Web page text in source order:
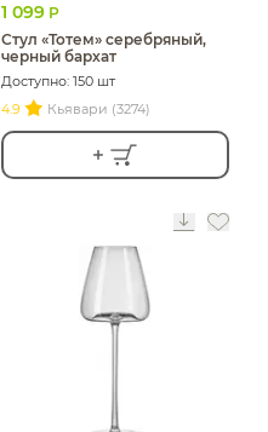
1 099 Р
Стул «Тотем» серебряный,
черный бархат
Доступно: 150 шт
4.9
Кьявари (3274)